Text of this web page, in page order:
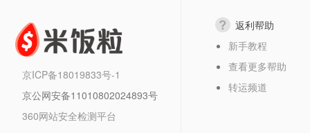
京ICP备18019833号-1
京公网安备11010802024893号
360网站安全检测平台
返利帮助
新手教程
查看更多帮助
转运频道